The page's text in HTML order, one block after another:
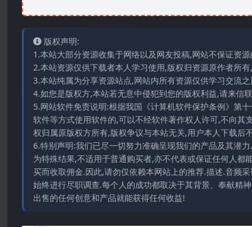
版权声明:
1.本站大部分资源收集于网络以及网友投稿,网站不保证资
2.本站资源仅供下载者本人学习使用,版权归资源原作者所
3.本站纯属为分享资源站点,网站内所有资源仅供学习交流
4.如您是版权方,本站若无意中侵犯到您的版权利益,请来信
5.网站软件免责说明:根据我国《计算机软件保护条例》第
软件等方式使用软件的,可以不经软件著作权人许可,不向其
权归属原版权方所有,版权争议与本站无关,用户本人下载
6.特别声明:我们已尽一切努力准确呈现我们的产品及其潜
为特殊结果,不适用于普通购买者,亦不代表或保证任何人
买而收取佣金.因此,请勿仅依赖本网站上的推荐.描述.音频
始终进行尽职调查.每个人的成功都取决于其背景、奉献精
出售的任何创意和产品就能获得任何收益!